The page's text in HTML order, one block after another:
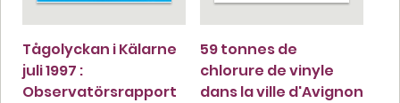
Tågolyckan i Kälarne
juli 1997 :
Observatörsrapport
59 tonnes de
chlorure de vinyle
dans la ville d'Avignon